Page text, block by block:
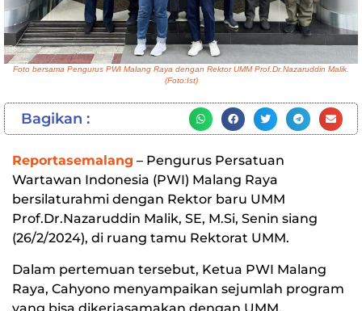
Foto bersama Pengurus PWI Malang Raya dengan Rektor UMM Prof.Dr.Nazaruddin Malik.
(Foto:Ist)
Bagikan :
Reportasemalang – Pengurus Persatuan
Wartawan Indonesia (PWI) Malang Raya
bersilaturahmi dengan Rektor baru UMM
Prof.Dr.Nazaruddin Malik, SE, M.Si, Senin siang
(26/2/2024), di ruang tamu Rektorat UMM.
Dalam pertemuan tersebut, Ketua PWI Malang
Raya, Cahyono menyampaikan sejumlah program